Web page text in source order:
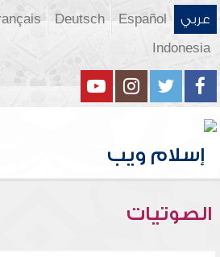
عربي Español
Deutsch
Indonesia
الصوتيات